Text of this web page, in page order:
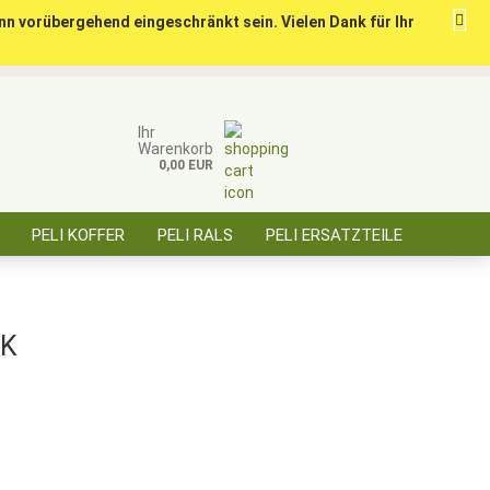
Passwort
Ihr
Warenkorb
0,00 EUR
vorübergehend eingeschränkt sein. Vielen Dank für Ihr
PELI KOFFER PELI RALS PELI ERSATZTEILE